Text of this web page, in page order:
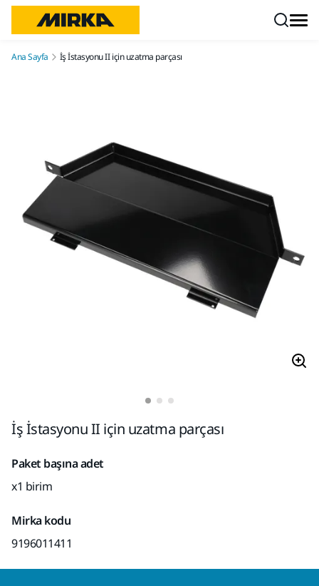
Ana Sayfa İş İstasyonu II için uzatma parçası
İş İstasyonu II için uzatma parçası
Paket başına adet
x1 birim
Mirka kodu
9196011411